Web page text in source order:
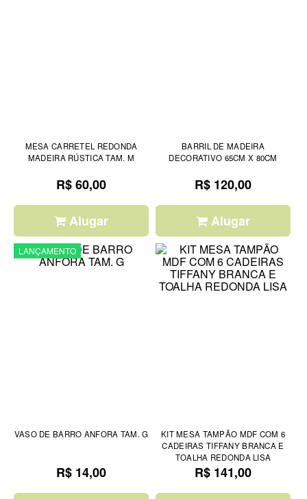
MESA CARRETEL REDONDA
MADEIRA RÚSTICA TAM. M
R$ 60,00
Alugar
BARRIL DE MADEIRA
DECORATIVO 65CM X 80CM
R$ 120,00
Alugar
LANÇAMENTO
VASO DE BARRO ANFORA TAM. G
R$ 14,00
KIT MESA TAMPÃO MDF COM 6
CADEIRAS TIFFANY BRANCA E
TOALHA REDONDA LISA
R$ 141,00